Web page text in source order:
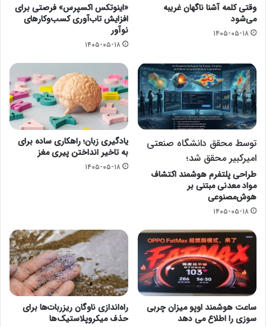
وقتی کلمه آشنا ناگهان غریبه
می‌شود
۱۴۰۵-۰۵-۱۸
«اینوتکس اکسپرس» فرصتی برای
افزایش تاب‌آوری کسب‌وکارهای
نوآور
۱۴۰۵-۰۵-۱۸
توسط محقق دانشگاه صنعتی
امیرکبیر محقق شد؛
طراحی پلتفرم هوشمند اکتشاف
مواد معدنی مبتنی بر
هوش‌مصنوعی
۱۴۰۵-۰۵-۱۸
یادگیری زبان؛ راهکاری ساده برای
به تاخیر انداختن پیری مغز
۱۴۰۵-۰۵-۱۸
ساعت هوشمند اوپو میزان چربی
سوزی را اطلاع می دهد
راه‌اندازی ناوگان ریزربات‌ها برای
حذف میکروپلاستیک‌ها